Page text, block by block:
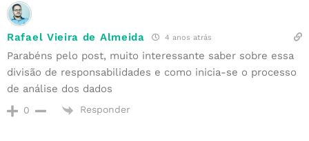
Rafael Vieira de Almeida 4 anos atrás
Parabéns pelo post, muito interessante saber sobre essa
divisão de responsabilidades e como inicia-se o processo
de análise dos dados
0 Responder